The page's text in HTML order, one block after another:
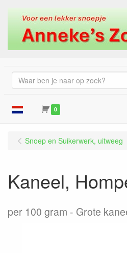
0
Snoep en Suikerwerk, uitweeg
Kaneel,
per 100 gram Grote